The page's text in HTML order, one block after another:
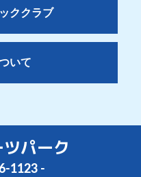
ククラブ
いて
パーク
1123 -